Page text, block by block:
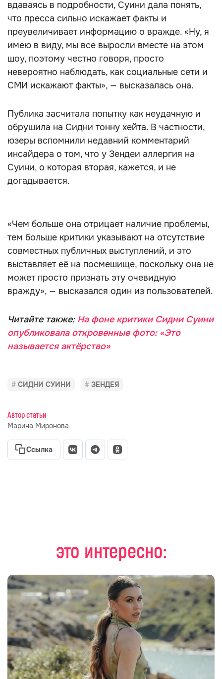
вдаваясь в подробности, Суини дала понять,
что пресса сильно искажает факты и
преувеличивает информацию о вражде. «Ну, я
имею в виду, мы все выросли вместе на этом
шоу, поэтому честно говоря, просто
невероятно наблюдать, как социальные сети и
СМИ искажают факты», — высказалась она.
Публика засчитала попытку как неудачную и
обрушила на Сидни тонну хейта. В частности,
юзеры вспомнили недавний комментарий
инсайдера о том, что у Зендеи аллергия на
Суини, о которая вторая, кажется, и не
догадывается.
«Чем больше она отрицает наличие проблемы,
тем больше критики указывают на отсутствие
совместных публичных выступлений, и это
выставляет её на посмешище, поскольку она не
может просто признать эту очевидную
вражду», — высказался один из пользователей.
Читайте также: На фоне критики Сидни Суини
опубликовала откровенные фото: «Это
называется актёрство»
СИДНИ СУИНИ ЗЕНДЕЯ
Автор статьи
Марина Миронова
Ссылка
это интересно: